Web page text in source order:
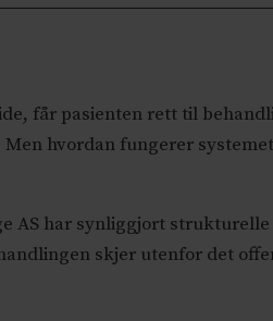
får pasienten rett til
hvordan fungerer
AS har synliggjort
skjer utenfor det